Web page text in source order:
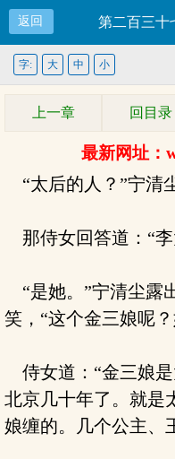
返回 第二百三十
字: 大 中 小
上一章 回目录
最新网址：
“太后的人？”宁清
那侍女回答道：“
“是她。”宁清尘露
笑，“这个金三娘呢
侍女道：“金三娘
北京几十年了。就是
娘缠的。几个公主、